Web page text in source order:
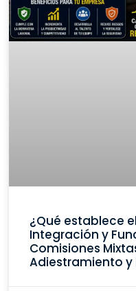
¿Qué establece
Integración y
Comisiones
Adiestramiento